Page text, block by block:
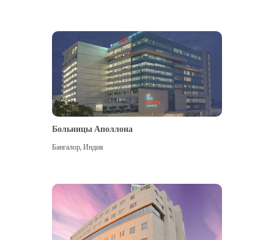
Посмотреть больше
Больницы Аполлона
Бангалор,Индия